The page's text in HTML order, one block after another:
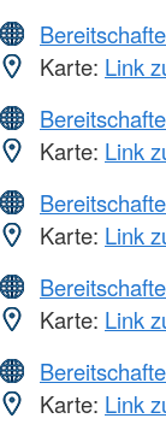
Karte: Link
Karte: Link
Karte: Link
Karte: Link
Karte: Link